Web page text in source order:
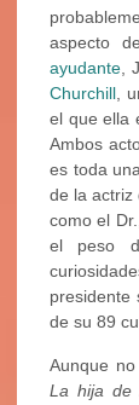
aspecto
ayudante,
Churchill,
el que ella
Ambos
es toda
de la actriz
como el
el peso
presidente
de su 89
Aunque
La hija de